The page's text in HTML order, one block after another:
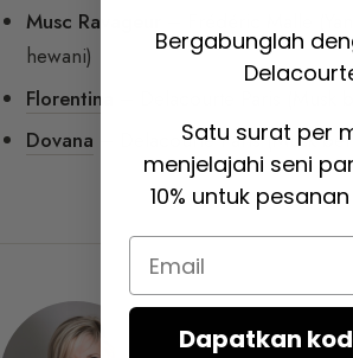
Musc Ravageur
hewani)
Florentina
Dovana – Delacourte Paris (Musk
Bergabunglah
Satu surat per
menjelajahi seni
10% untuk
Email
Dapatkan